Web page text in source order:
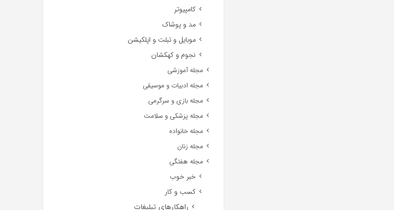
کامپیوتر
مد و پوشاک
موبایل و تبلت و اپلکیشن
نجوم و کهکشان
مجله آموزشی
مجله ادبیات و موسیقی
مجله بازی و سرگرمی
مجله پزشکی و سلامت
مجله خانواده
مجله زنان
مجله هفتگی
خبر خوب
کسب و کار
راهکارهای تبلیغات